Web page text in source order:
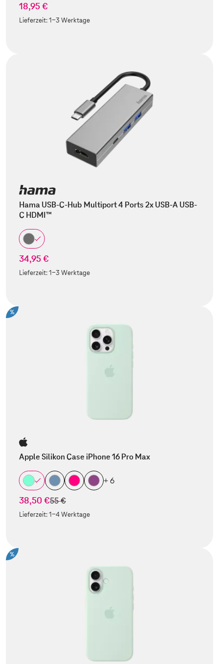
18,95 €
Lieferzeit:1-3 Werktage
Hama USB-C-Hub Multiport 4 Ports 2x USB-A USB-
C HDMI™
34,95 €
Lieferzeit:1-3 Werktage
%
Apple Silikon Case iPhone 16 Pro Max
+ 6
38,50 €statt
55 €
Lieferzeit:1-4 Werktage
%